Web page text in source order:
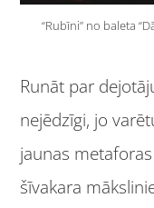
“Rubīni” no baleta
Runāt par
nejēdzīgi, jo
jaunas
šīvakara